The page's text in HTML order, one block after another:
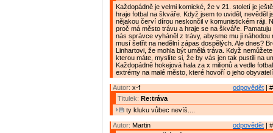
Každopádně je velmi komické, že v 21. století je
hraje fotbal na škváře. Když jsem to uviděl, nevěděl
nějakou červí dírou neskončil v komunistickém ráji.
proč má město trávu a hraje se na škváře.
nás správce vyháněl z trávy, abysme mu ji náhodou
musí šetřit na nedělní zápas dospělých. Ale dnes?
Linhartovi, že mohla být umělá tráva. Když
kterou máte, myslíte si, že by vás jen tak pustili na
Každopádně hokejová hala za x milionů a vedle
extrémy na malé město, které hovoří o jeho
odpovědět |
Autor: x-f
Titulek: Re:tráva
ty kluku vůbec nevíš....
odpovědět |
Autor: Martin